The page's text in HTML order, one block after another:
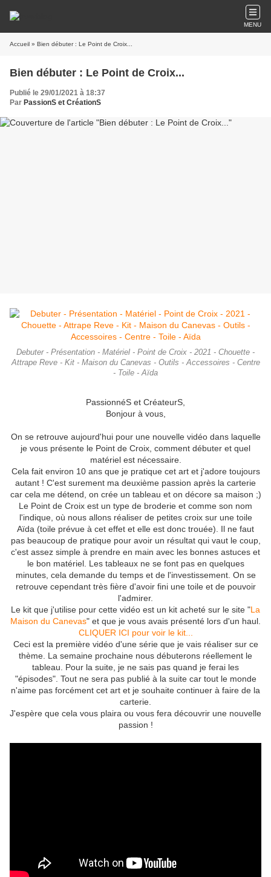
MENU
Accueil » Bien débuter : Le Point de Croix...
Bien débuter : Le Point de Croix...
Publié le 29/01/2021 à 18:37
Par PassionS et CréationS
Debuter - Présentation - Matériel - Point de Croix - 2021 - Chouette -
Attrape Reve - Kit - Maison du Canevas - Outils - Accessoires - Centre
- Toile - Aïda
PassionnéS et CréateurS,
Bonjour à vous,
On se retrouve aujourd'hui pour une nouvelle vidéo dans laquelle
je vous présente le Point de Croix, comment débuter et quel
matériel est nécessaire.
Cela fait environ 10 ans que je pratique cet art et j'adore toujours
autant ! C'est surement ma deuxième passion après la carterie
car cela me détend, on crée un tableau et on décore sa maison ;)
Le Point de Croix est un type de broderie et comme son nom
l'indique, où nous allons réaliser de petites croix sur une toile
Aïda (toile prévue à cet effet et elle est donc trouée). Il ne faut
pas beaucoup de pratique pour avoir un résultat qui vaut le coup,
c'est assez simple à prendre en main avec les bonnes astuces et
le bon matériel. Les tableaux ne se font pas en quelques
minutes, cela demande du temps et de l'investissement. On se
retrouve cependant très fière d'avoir fini une toile et de pouvoir
l'admirer.
Le kit que j'utilise pour cette vidéo est un kit acheté sur le site "La
Maison du Canevas" et que je vous avais présenté lors d'un haul.
CLIQUER ICI pour voir le kit...
Ceci est la première vidéo d'une série que je vais réaliser sur ce
thème. La semaine prochaine nous débuterons réellement le
tableau. Pour la suite, je ne sais pas quand je ferai les
"épisodes". Tout ne sera pas publié à la suite car tout le monde
n'aime pas forcément cet art et je souhaite continuer à faire de la
carterie.
J'espère que cela vous plaira ou vous fera découvrir une nouvelle
passion !